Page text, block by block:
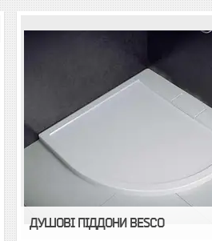
ДУШОВІ ПІДДОНИ BESCO